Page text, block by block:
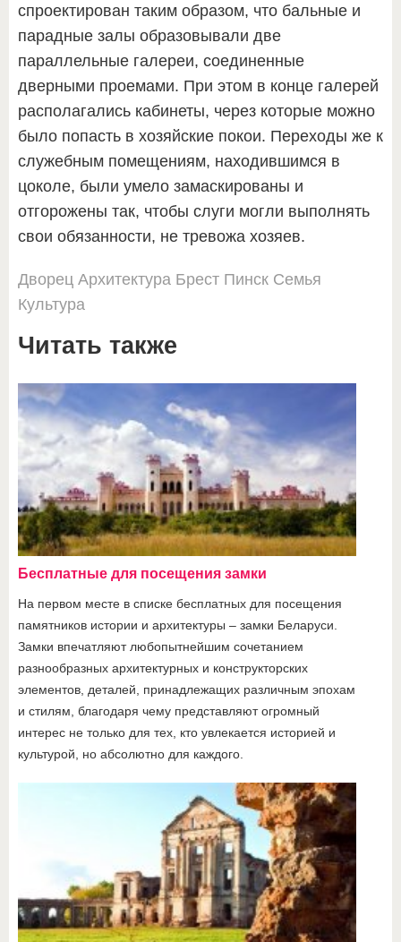
спроектирован таким образом, что бальные и
парадные залы образовывали две
параллельные галереи, соединенные
дверными проемами. При этом в конце галерей
располагались кабинеты, через которые можно
было попасть в хозяйские покои. Переходы же к
служебным помещениям, находившимся в
цоколе, были умело замаскированы и
отгорожены так, чтобы слуги могли выполнять
свои обязанности, не тревожа хозяев.
Дворец Архитектура Брест Пинск Семья
Культура
Читать также
Бесплатные для посещения замки
На первом месте в списке бесплатных для посещения
памятников истории и архитектуры – замки Беларуси.
Замки впечатляют любопытнейшим сочетанием
разнообразных архитектурных и конструкторских
элементов, деталей, принадлежащих различным эпохам
и стилям, благодаря чему представляют огромный
интерес не только для тех, кто увлекается историей и
культурой, но абсолютно для каждого.